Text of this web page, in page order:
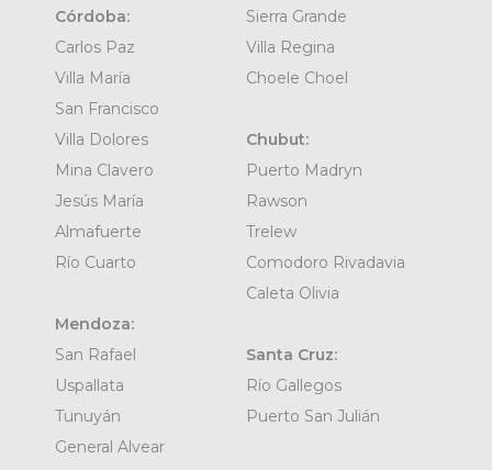
Córdoba:
Carlos Paz
Villa María
San Francisco
Villa Dolores
Mina Clavero
Jesús María
Almafuerte
Río Cuarto
Mendoza:
San Rafael
Uspallata
Tunuyán
General Alvear
Sierra Grande
Villa Regina
Choele Choel
Chubut:
Puerto Madryn
Rawson
Trelew
Comodoro Rivadavia
Caleta Olivia
Santa Cruz:
Río Gallegos
Puerto San Julián